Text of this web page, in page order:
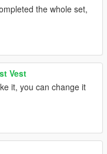
the whole set,
Vest
it, you can change it